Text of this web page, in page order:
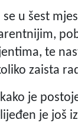
u šest
te
zaista
je
je još